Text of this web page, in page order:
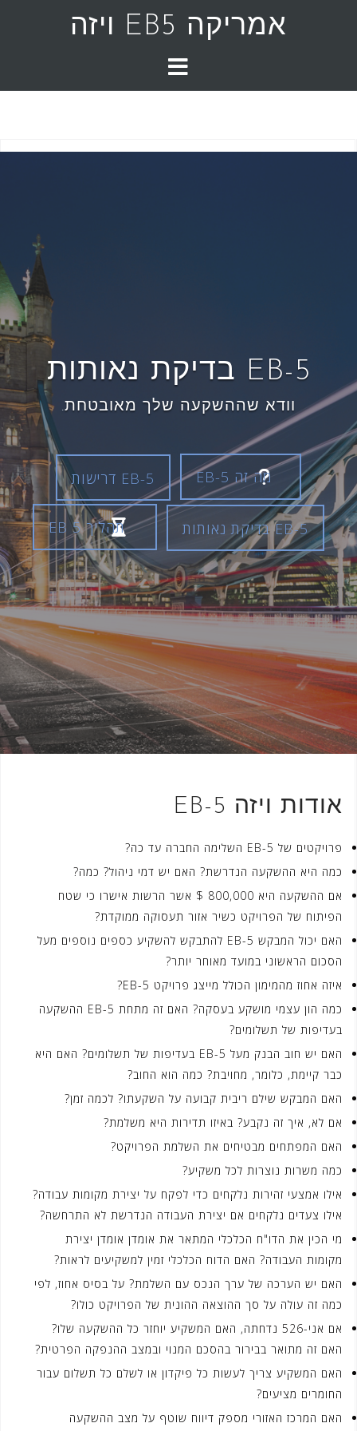
אמריקה EB5 ויזה
EB-5 בדיקת נאותות
וודא שההשקעה שלך מאובטחת.
מה זה EB-5 EB-5 דרישות
EB-5 בדיקת נאותות תהליך EB 5
אודות ויזה EB-5
פרויקטים של EB-5 השלימה החברה עד כה?
כמה היא ההשקעה הנדרשת? האם יש דמי ניהול? כמה?
אם ההשקעה היא 800,000 $ אשר הרשות אישרו כי שטח
הפיתוח של הפרויקט כשיר אזור תעסוקה ממוקדת?
האם יכול המבקש EB-5 להתבקש להשקיע כספים נוספים מעל
הסכום הראשוני במועד מאוחר יותר?
איזה אחוז מהמימון הכולל מייצג פרויקט EB-5?
כמה הון עצמי מושקע בעסקה? האם זה מתחת EB-5 ההשקעה
בעדיפות של תשלומים?
האם יש חוב הבנק מעל EB-5 בעדיפות של תשלומים? האם היא
כבר קיימת, כלומר, מחויבת? כמה הוא החוב?
האם המבקש שילם ריבית קבועה על השקעתו? לכמה זמן?
אם לא, איך זה נקבע? באיזו תדירות היא משלמת?
האם המפתחים מבטיחים את השלמת הפרויקט?
כמה משרות נוצרות לכל משקיע?
אילו אמצעי זהירות נלקחים כדי לפקח על יצירת מקומות עבודה?
אילו צעדים נלקחים אם יצירת העבודה הנדרשת לא התרחשה?
מי הכין את הדו"ח הכלכלי המתאר את אומדן אומדן יצירת
מקומות העבודה? האם הדוח הכלכלי זמין למשקיעים לראות?
האם יש הערכה של ערך הנכס עם השלמת? על בסיס אחוז, לפי
כמה זה עולה על סך ההוצאה ההונית של הפרויקט כולו?
אם אני-526 נדחתה, האם המשקיע יוחזר כל ההשקעה שלו?
האם זה מתואר בבירור בהסכם המנוי ובמצב ההנפקה הפרטית?
האם המשקיע צריך לעשות כל פיקדון או לשלם כל תשלום עבור
החומרים מציעים?
האם המרכז האזורי מספק דיווח שוטף על מצב ההשקעה